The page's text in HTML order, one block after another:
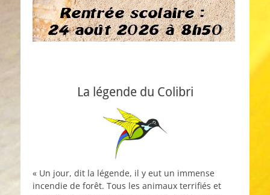
La légende du Colibri
« Un jour, dit la légende, il y eut un immense
incendie de forêt. Tous les animaux terrifiés et